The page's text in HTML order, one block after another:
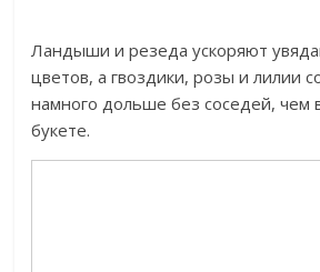
Ландыши и резеда ускоряют
цветов, а гвоздики, розы и лилии
намного дольше без соседей, чем
букете.